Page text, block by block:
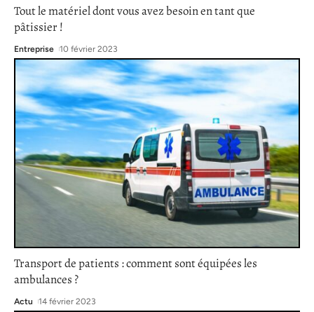
Tout le matériel dont vous avez besoin en tant que
pâtissier !
Entreprise 10 février 2023
Transport de patients : comment sont équipées les
ambulances ?
Actu 14 février 2023